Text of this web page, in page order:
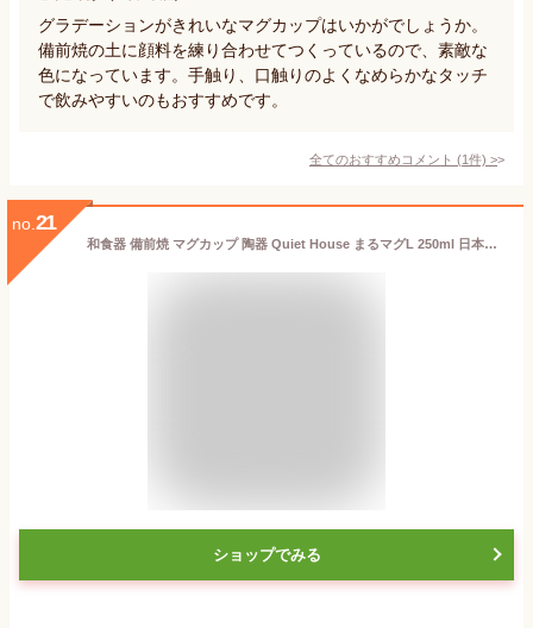
グラデーションがきれいなマグカップはいかがでしょうか。
備前焼の土に顔料を練り合わせてつくっているので、素敵な
色になっています。手触り、口触りのよくなめらかなタッチ
で飲みやすいのもおすすめです。
全てのおすすめコメント (1件) >
no. 21
和食器 備前焼 マグカップ 陶器 Quiet House まるマグL 250ml 日本製 かわいい 保温 クワイエットハウス コップ カップ コーヒーカップ ティーカップ コーヒー 珈琲 国産 焼き物 作家 窯元 カフェ 岡山 雑貨 （z） 送料無料
ショップでみる